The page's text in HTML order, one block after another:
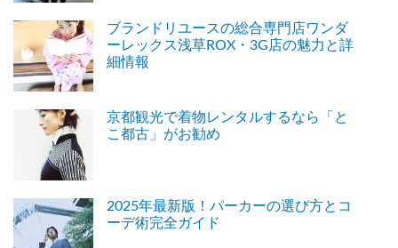
ブランドリユースの総合専門店ワンダ
ーレックス浅草ROX・3G店の魅力と詳
細情報
京都観光で着物レンタルするなら「と
こ都古」がお勧め
2025年最新版！パーカーの選び方とコ
ーデ術完全ガイド